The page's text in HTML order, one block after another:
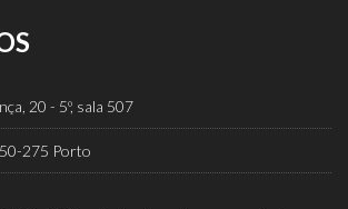
20 - 5º, sala 507
275 Porto